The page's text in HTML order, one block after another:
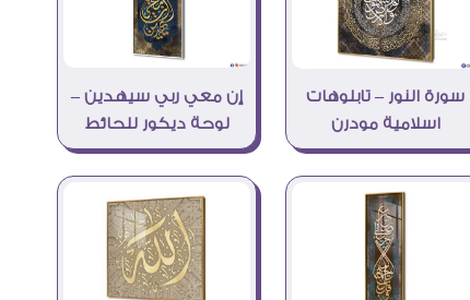
سورة النور – تابلوهات
اسلامية مودرن
إن معي ربي سيهدين –
لوحة ديكور للحائط